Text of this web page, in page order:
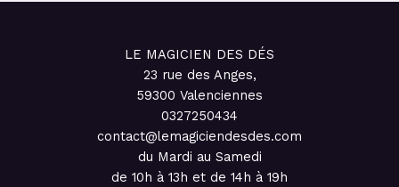
LE MAGICIEN DES DÉS
23 rue des Anges,
59300 Valenciennes
0327250434
contact@lemagiciendesdes.com
du Mardi au Samedi
de 10h à 13h et de 14h à 19h